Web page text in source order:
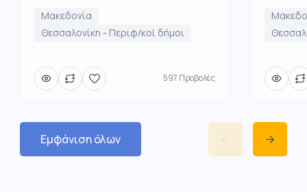
Μακεδονία
Θεσσαλονίκη - Περιφ/κοί δήμοι
597 Προβολές
Εμφάνιση όλων